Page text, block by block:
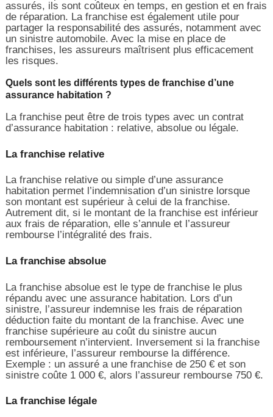
assurés, ils sont coûteux en temps, en gestion et en frais
de réparation. La franchise est également utile pour
partager la responsabilité des assurés, notamment avec
un sinistre automobile. Avec la mise en place de
franchises, les assureurs maîtrisent plus efficacement
les risques.
Quels sont les différents types de franchise d’une
assurance habitation ?
La franchise peut être de trois types avec un contrat
d’assurance habitation : relative, absolue ou légale.
La franchise relative
La franchise relative ou simple d’une assurance
habitation permet l’indemnisation d’un sinistre lorsque
son montant est supérieur à celui de la franchise.
Autrement dit, si le montant de la franchise est inférieur
aux frais de réparation, elle s’annule et l’assureur
rembourse l’intégralité des frais.
La franchise absolue
La franchise absolue est le type de franchise le plus
répandu avec une assurance habitation. Lors d’un
sinistre, l’assureur indemnise les frais de réparation
déduction faite du montant de la franchise. Avec une
franchise supérieure au coût du sinistre aucun
remboursement n’intervient. Inversement si la franchise
est inférieure, l’assureur rembourse la différence.
Exemple : un assuré a une franchise de 250 € et son
sinistre coûte 1 000 €, alors l’assureur rembourse 750 €.
La franchise légale